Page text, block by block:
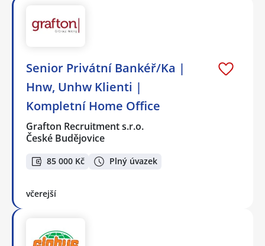
Senior Privátní Bankéř/Ka |
Hnw, Unhw Klienti |
Kompletní Home Office
Grafton Recruitment s.r.o.
České Budějovice
85 000 Kč Plný úvazek
včerejší